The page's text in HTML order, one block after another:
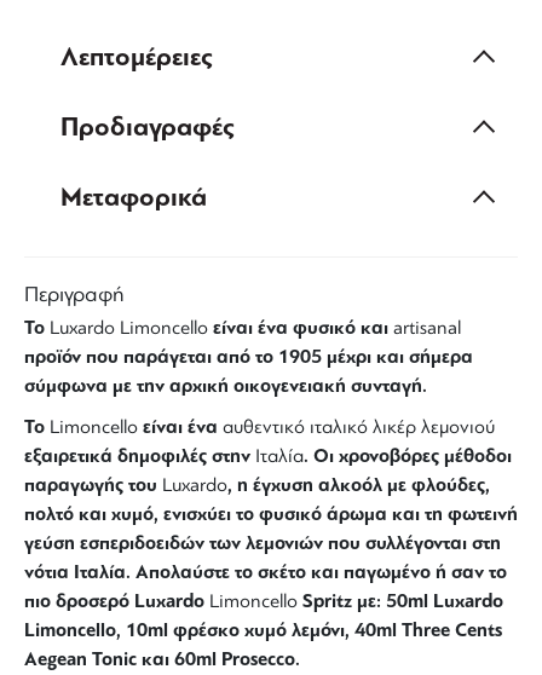
Λεπτομέρειες
Προδιαγραφές
Μεταφορικά
Περιγραφή
Το Luxardo Limoncello είναι ένα φυσικό και artisanal
προϊόν που παράγεται από το 1905 μέχρι και σήμερα
σύμφωνα με την αρχική οικογενειακή συνταγή.
Το Limoncello είναι ένα αυθεντικό ιταλικό λικέρ λεμονιού
εξαιρετικά δημοφιλές στην Ιταλία. Οι χρονοβόρες μέθοδοι
παραγωγής του Luxardo, η έγχυση αλκοόλ με φλούδες,
πολτό και χυμό, ενισχύει το φυσικό άρωμα και τη φωτεινή
γεύση εσπεριδοειδών των λεμονιών που συλλέγονται στη
νότια Ιταλία. Απολαύστε το σκέτο και παγωμένο ή σαν το
πιο δροσερό Luxardo Limoncello Spritz με: 50ml Luxardo
Limoncello, 10ml φρέσκο χυμό λεμόνι, 40ml Three Cents
Aegean Tonic και 60ml Prosecco.